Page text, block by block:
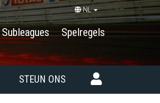
NL
Subleagues Spelregels
STEUN ONS